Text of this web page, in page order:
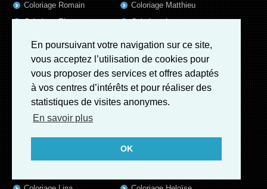
En poursuivant votre navigation sur ce site,
vous acceptez l’utilisation de cookies pour
vous proposer des services et offres adaptés
à vos centres d’intérêts et pour réaliser des
statistiques de visites anonymes.
En savoir plus
OK
Coloriage Romain
Coloriage Elsa
Coloriage Garance
Coloriage Victoire
Coloriage Marius
Coloriage Eleonore
Coloriage Louis
Coloriage Ava
Coloriage Matthieu
Coloriage Luna
Coloriage Jeanne
Coloriage Guillaume
Coloriage Benjamin
Coloriage Salome
Coloriage Ulysse